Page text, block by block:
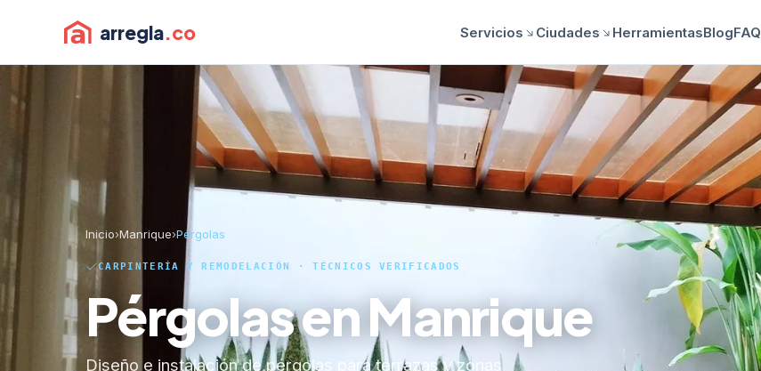
arregla.co Servicios Ciudades HerramientasBlogFAQ
Inicio›Manrique›Pérgolas
CARPINTERÍA Y REMODELACIÓN · TÉCNICOS VERIFICADOS
Pérgolas en Manrique
Diseño e instalación de pérgolas para terrazas y zonas